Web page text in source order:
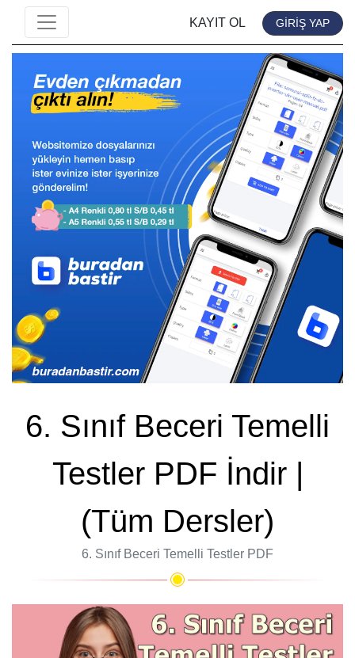
KAYIT OL GİRİŞ YAP
6. Sınıf Beceri Temelli
Testler PDF İndir |
(Tüm Dersler)
6. Sınıf Beceri Temelli Testler PDF